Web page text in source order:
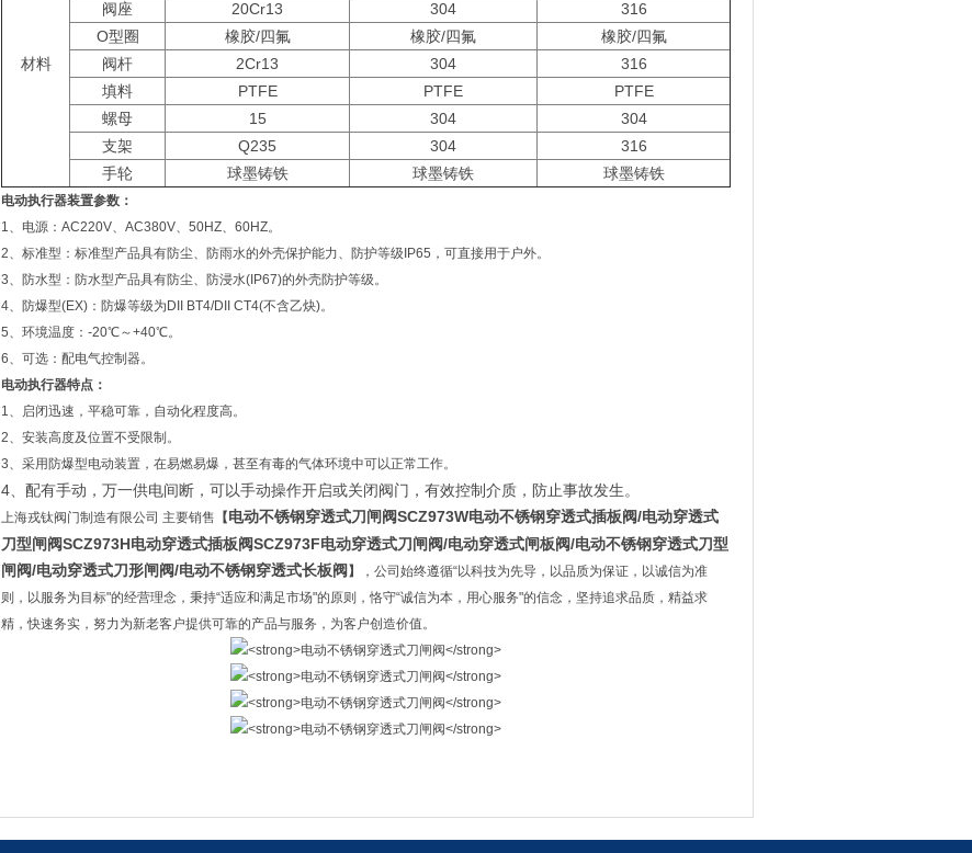
材料
阀座
20Cr13 304
316
O型圈
橡胶/四氟 橡胶/四氟
橡胶/四氟
阀杆
2Cr13 304
316
填料
PTFE PTFE
PTFE
螺母
15 304
304
支架
Q235 304
316
手轮
球墨铸铁 球墨铸铁 球墨铸铁
电动执行器装置参数：
1、电源：AC220V、AC380V、50HZ、60HZ。
2、标准型：标准型产品具有防尘、防雨水的外壳保护能力、防护等级IP65，可直接用于户外。
3、防水型：防水型产品具有防尘、防浸水(IP67)的外壳防护等级。
4、防爆型(EX)：防爆等级为DII BT4/DII CT4(不含乙炔)。
5、环境温度：-20℃～+40℃。
6、可选：配电气控制器。
电动执行器特点：
1、启闭迅速，平稳可靠，自动化程度高。
2、安装高度及位置不受限制。
3、采用防爆型电动装置，在易燃易爆，甚至有毒的气体环境中可以正常工作。
4、配有手动，万一供电间断，可以手动操作开启或关闭阀门，有效控制介质，防止事故发生。
上海戎钛阀门制造有限公司 主要销售 【电动不锈钢穿透式刀闸阀SCZ973W电动不锈钢穿透式插板阀/电动穿透式
刀型闸阀SCZ973H电动穿透式插板阀SCZ973F电动穿透式刀闸阀/电动穿透式闸板阀/电动不锈钢穿透式刀型
闸阀/电动穿透式刀形闸阀/电动不锈钢穿透式长板阀 】
，公司始终遵循“以科技为先导，以品质为保证，以诚信为准
则，以服务为目标"的经营理念，秉持“适应和满足市场"的原则，恪守“诚信为本，用心服务"的信念，坚持追求品质，精益求
精，快速务实，努力为新老客户提供可靠的产品与服务，为客户创造价值。